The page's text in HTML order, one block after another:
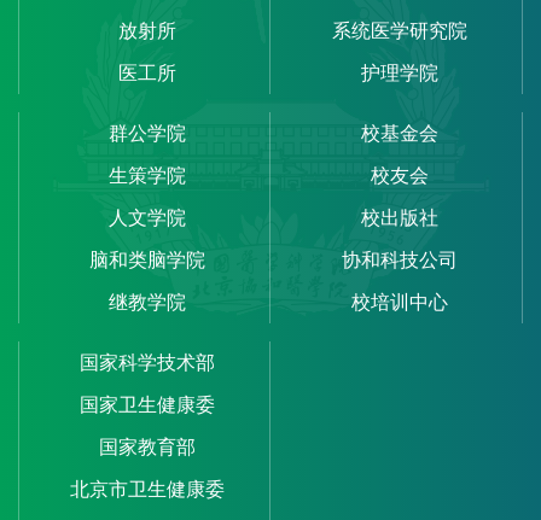
放射所
医工所
系统医学研究院
护理学院
群公学院
生策学院
人文学院
脑和类脑学院
继教学院
校基金会
校友会
校出版社
协和科技公司
校培训中心
国家科学技术部
国家卫生健康委
国家教育部
北京市卫生健康委